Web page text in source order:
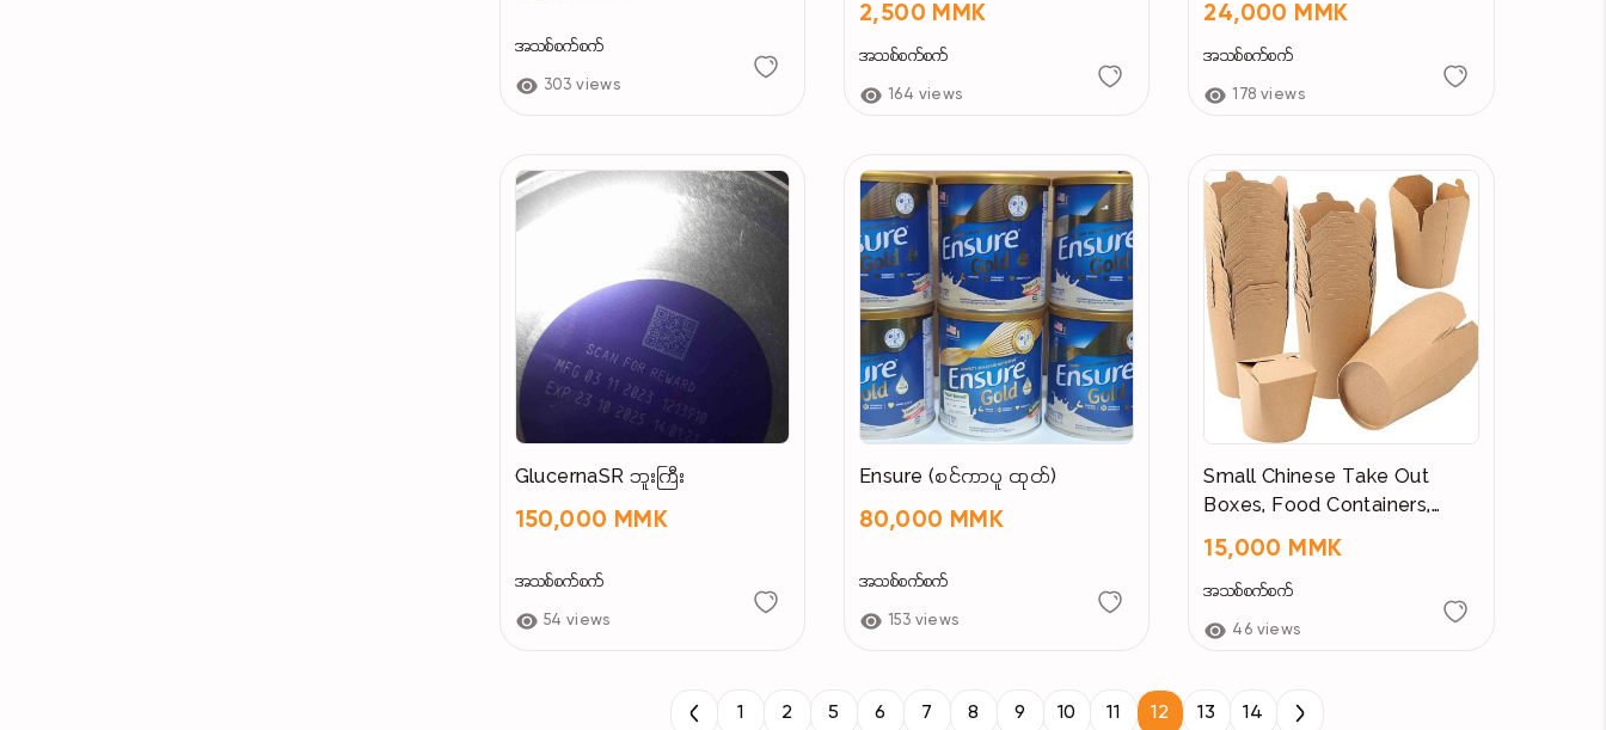
အသစ်စက်စက်
303 views
2,500 MMK
အသစ်စက်စက်
164 views
24,000 MMK
အသစ်စက်စက်
178 views
GlucernaSR ဘူးကြီး
150,000 MMK
အသစ်စက်စက်
54 views
Ensure (စင်ကာပူ ထုတ်)
80,000 MMK
အသစ်စက်စက်
153 views
Small Chinese Take Out
Boxes, Food Containers,
Stackable Microwaveable To
Go Food Boxes for Party
Favors, Lunch Packing
15,000 MMK
အသစ်စက်စက်
46 views
1 2 5 6 7 8 9 10 11 12 13 14